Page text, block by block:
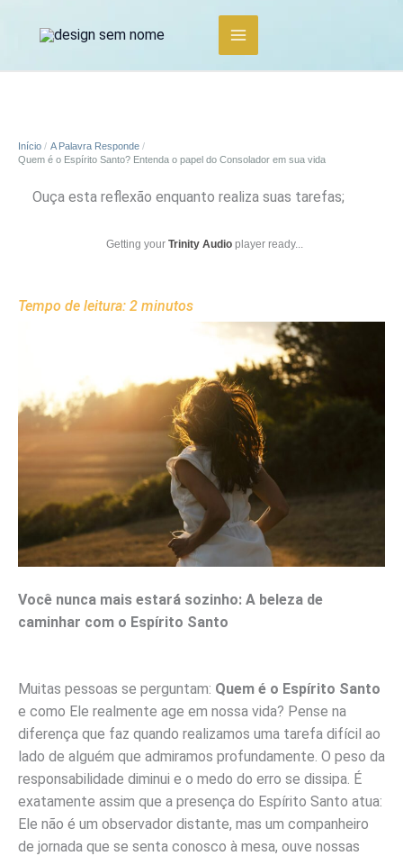
Início
A Palavra Responde
Quem é o Espírito Santo? Entenda o papel do Consolador em sua vida
Ouça esta reflexão enquanto realiza suas tarefas;
Getting your Trinity Audio player ready...
Tempo de leitura: 2 minutos
Você nunca mais estará sozinho: A beleza de
caminhar com o Espírito Santo
Muitas pessoas se perguntam: Quem é o Espírito Santo
e como Ele realmente age em nossa vida? Pense na
diferença que faz quando realizamos uma tarefa difícil ao
lado de alguém que admiramos profundamente. O peso da
responsabilidade diminui e o medo do erro se dissipa. É
exatamente assim que a presença do Espírito Santo atua:
Ele não é um observador distante, mas um companheiro
de jornada que se senta conosco à mesa, ouve nossas